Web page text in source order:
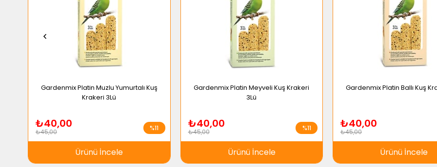
Gardenmix Platin Muzlu Yumurtalı Kuş
Krakeri 3Lü
₺40,00
₺45,00
Ürünü İncele
%11
Gardenmix Platin Meyveli Kuş Krakeri
3Lü
₺40,00
₺45,00
Ürünü İncele
%11
Gardenmix Platin Ballı Kuş
₺40,00
₺45,00
Ürünü İncele